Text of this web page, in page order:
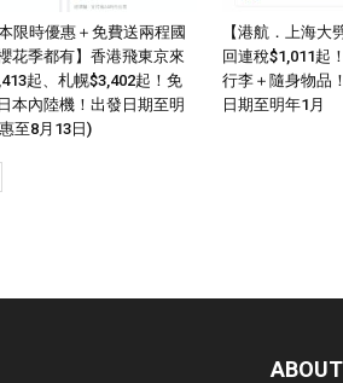
限時優惠＋免費送兩程國
花季都有】香港飛東京來
起、札幌$3,402起！免
本內陸機！出發日期至明
至8月13日)
【港航．上海大
回連稅$1,011起
行李＋隨身物品
日期至明年1月